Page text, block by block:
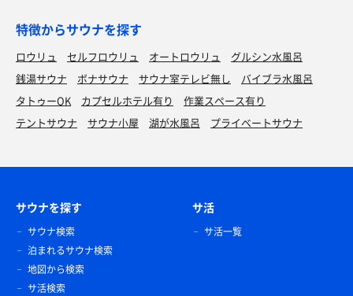
特徴からサウナを探す
ロウリュ セルフロウリュ オートロウリュ
グルシン水風呂
銭湯サウナ
ボナサウナ サウナ室テレビ無し
バイブラ水風呂
タトゥーOK
カプセルホテル有り
作業スペース有り
テントサウナ
サウナ小屋 湖が水風呂 プライベートサウナ
サウナを探す
サウナ検索
泊まれるサウナ検索
地図から検索
サ活検索
サ活
サ活一覧